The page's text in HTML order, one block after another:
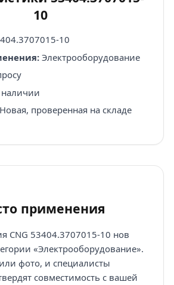
10
10
Электрооборудование
проверенная на складе
применения
CNG 53404.3707015-10 нов
«Электрооборудование».
фото, и специалисты
совместимость с вашей